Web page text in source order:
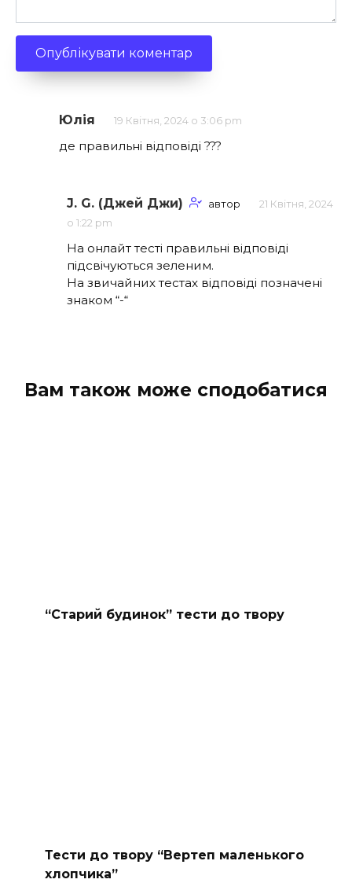
Юлія 19 Квітня, 2024 о 3:06 pm
де правильні відповіді ???
J. G. (Джей Джи) автор
21 Квітня, 2024
о 1:22 pm
На онлайт тесті правильні відповіді
підсвічуються зеленим.
На звичайних тестах відповіді позначені
знаком “-“
Вам також може сподобатися
“Старий будинок” тести до твору
Тести до твору “Вертеп маленького
хлопчика”